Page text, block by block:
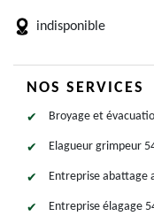
indisponible
NOS SERVICES
Broyage et
Elagueur grimpeur
Entreprise abattage
Entreprise élagage